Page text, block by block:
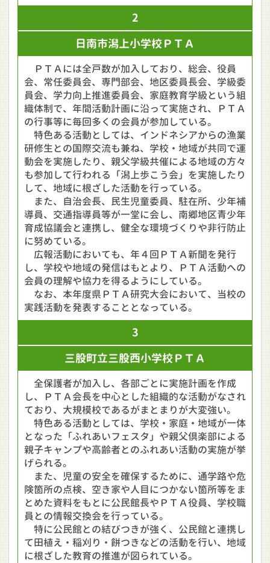
2
日南市潟上小学校ＰＴＡ
ＰＴＡには全戸数が加入しており、総会、役員
会、常任委員会、専門部会、地区委員長会、学級委
員会、学力向上推進委員会、家庭教育学級という組
織体制で、年間活動計画に沿って実施され、ＰＴＡ
の行事等に毎回多くの会員が参加している。
特色ある活動としては、インドネシアからの漁業
研修生との国際交流も兼ね、学校・地域が共同で運
動会を実施したり、親父学級共催による地域の方々
も参加して行われる「潟上歩こう会」を実施したり
して、地域に根ざした活動を行っている。
また、自治会長、民生児童委員、駐在所、少年補
導員、交通指導員等が一堂に会し、南郷地区青少年
育成協議会と連携し、健全な環境づくりや非行防止
に努めている。
広報活動においても、年４回ＰＴＡ新聞を発行
し、学校や地域の発信はもとより、ＰＴＡ活動への
会員の理解や協力を得るようにしている。
なお、本年度県ＰＴＡ研究大会において、当校の
実践活動を発表することとなっている。
3
三股町立三股西小学校ＰＴＡ
全保護者が加入し、各部ごとに実施計画を作成
し、ＰＴＡ会長を中心とした組織的な活動がなされ
ており、大規模校であるがまとまりが大変強い。
特色ある活動としては、学校・家庭・地域が一体
となった「ふれあいフェスタ」や親父倶楽部による
親子キャンプや高齢者とのふれあい活動の実施が挙
げられる。
また、児童の安全を確保するために、通学路や危
険箇所の点検、空き家や人目につかない箇所等をま
とめた資料をもとに公民館長やＰＴＡ役員、学校職
員との情報交換会を行っている。
特に公民館との結びつきが強く、公民館と連携し
て田植え・稲刈り・餅つきなどの活動を行い、地域
に根ざした教育の推進が図られている。